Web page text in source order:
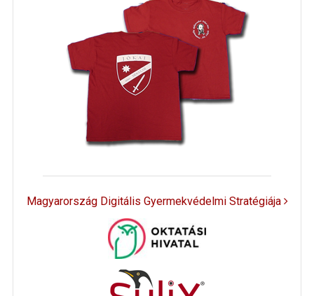
Magyarország Digitális Gyermekvédelmi Stratégiája